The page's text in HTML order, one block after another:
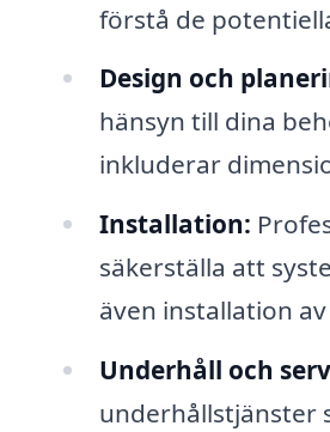
förstå de
Design och
hänsyn till dina
inkluderar
Installation:
säkerställa att
även installation
Underhåll och
underhållstjänster